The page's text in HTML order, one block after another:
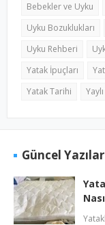
Bebekler ve Uyku
Uyku Bozuklukları
Uyku Rehberi
Yatak İpuçları
Yatak Tarihi
Güncel Yazılar